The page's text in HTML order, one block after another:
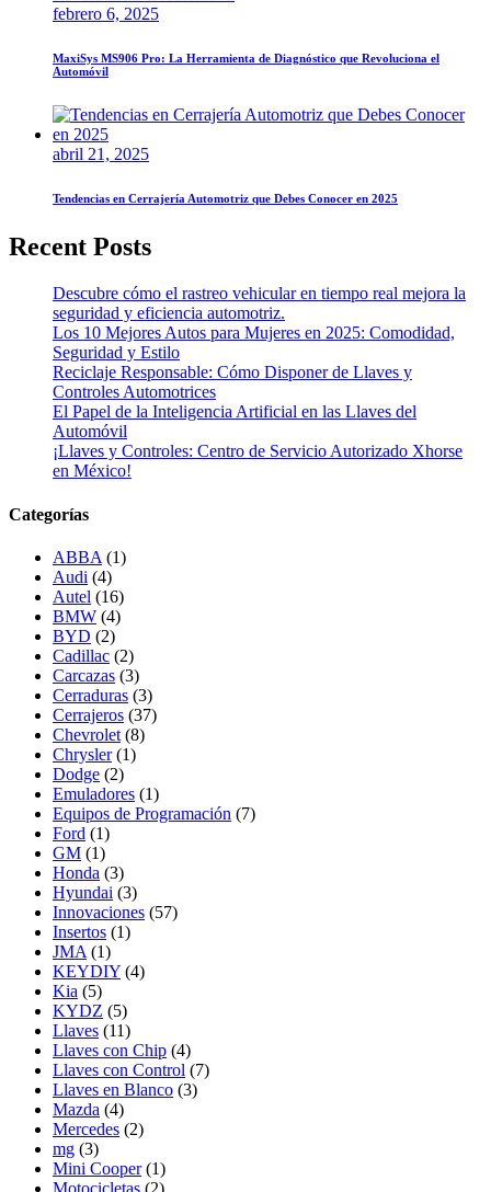
febrero 6, 2025
MaxiSys MS906 Pro: La Herramienta de Diagnóstico que Revoluciona el
Automóvil
abril 21, 2025
Tendencias en Cerrajería Automotriz que Debes Conocer en 2025
Recent Posts
Descubre cómo el rastreo vehicular en tiempo real mejora la
seguridad y eficiencia automotriz.
Los 10 Mejores Autos para Mujeres en 2025: Comodidad,
Seguridad y Estilo
Reciclaje Responsable: Cómo Disponer de Llaves y
Controles Automotrices
El Papel de la Inteligencia Artificial en las Llaves del
Automóvil
¡Llaves y Controles: Centro de Servicio Autorizado Xhorse
en México!
Categorías
ABBA (1)
Audi (4)
Autel (16)
BMW (4)
BYD (2)
Cadillac (2)
Carcazas (3)
Cerraduras (3)
Cerrajeros (37)
Chevrolet (8)
Chrysler (1)
Dodge (2)
Emuladores (1)
Equipos de Programación (7)
Ford (1)
GM (1)
Honda (3)
Hyundai (3)
Innovaciones (57)
Insertos (1)
JMA (1)
KEYDIY (4)
Kia (5)
KYDZ (5)
Llaves (11)
Llaves con Chip (4)
Llaves con Control (7)
Llaves en Blanco (3)
Mazda (4)
Mercedes (2)
mg (3)
Mini Cooper (1)
Motocicletas (2)